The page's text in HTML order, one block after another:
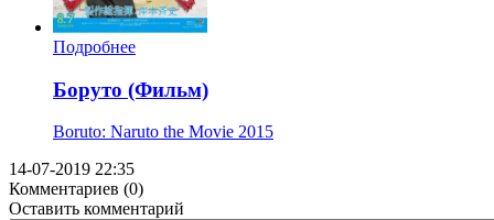
Подробнее
Боруто (Фильм)
Boruto: Naruto the Movie 2015
14-07-2019 22:35
Комментариев (0)
Оставить комментарий